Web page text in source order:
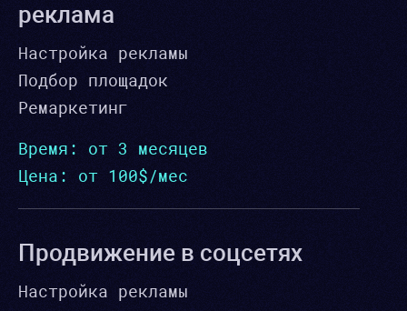
реклама
Настройка рекламы
Подбор площадок
Ремаркетинг
Время: от 3 месяцев
Цена: от 100$/мес
Продвижение в соцсетях
Настройка рекламы